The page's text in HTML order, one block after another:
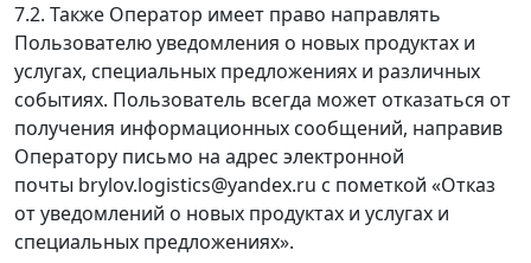
7.2. Также Оператор имеет право направлять
Пользователю уведомления о новых продуктах и
услугах, специальных предложениях и различных
событиях. Пользователь всегда может отказаться от
получения информационных сообщений, направив
Оператору письмо на адрес электронной
почты brylov.logistics@yandex.ru с пометкой «Отказ
от уведомлений о новых продуктах и услугах и
специальных предложениях».